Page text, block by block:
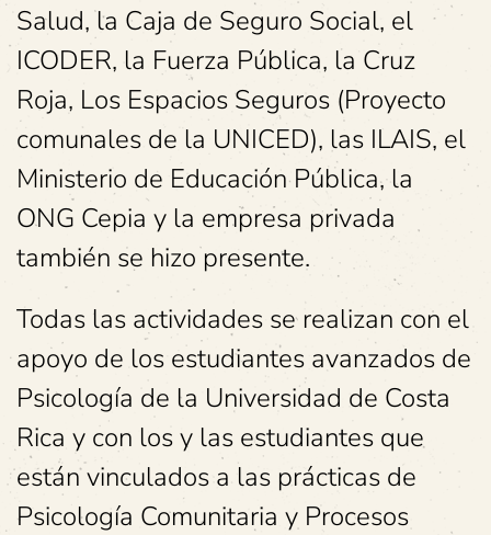
Salud, la Caja de Seguro Social, el
ICODER, la Fuerza Pública, la Cruz
Roja, Los Espacios Seguros (Proyecto
comunales de la UNICED), las ILAIS, el
Ministerio de Educación Pública, la
ONG Cepia y la empresa privada
también se hizo presente.
Todas las actividades se realizan con el
apoyo de los estudiantes avanzados de
Psicología de la Universidad de Costa
Rica y con los y las estudiantes que
están vinculados a las prácticas de
Psicología Comunitaria y Procesos